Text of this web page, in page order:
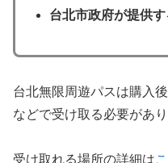
台北市政府が提供
台北無限周遊パスは購入
などで受け取る必要があり
受け取れる場所の詳細は